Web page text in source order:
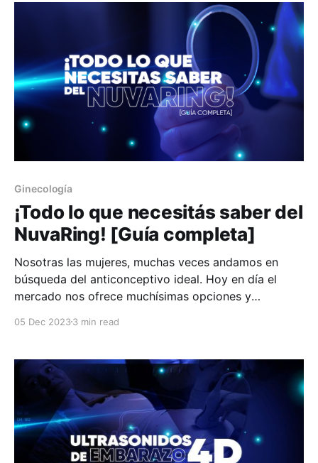
Recordá que en HuliHealth podés buscar a los
Ginecología
¡Todo lo que necesitás saber del
NuvaRing! [Guía completa]
Nosotras las mujeres, muchas veces andamos en
búsqueda del anticonceptivo ideal. Hoy en día el
mercado nos ofrece muchísimas opciones y
adecue a lo que cada una buscamos. Es muy
para estar seguras que el
05 Dec 20233 min read